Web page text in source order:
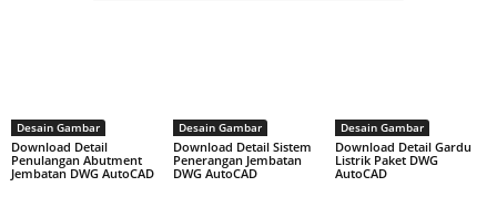
Desain Gambar
Download Detail
Penulangan Abutment
Jembatan DWG AutoCAD
Desain Gambar
Download Detail Sistem
Penerangan Jembatan
DWG AutoCAD
Desain Gambar
Download Detail Gardu
Listrik Paket DWG
AutoCAD